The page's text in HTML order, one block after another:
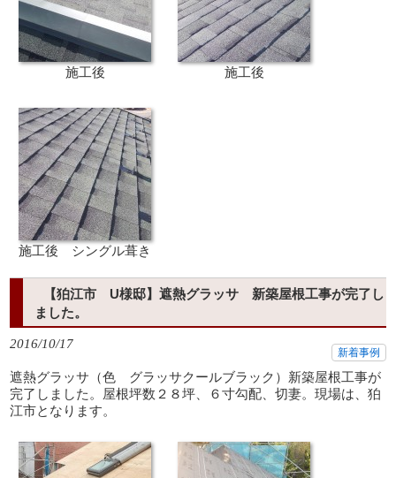
施工後 施工後
施工後 シングル葺き
【狛江市 U様邸】遮熱グラッサ 新築屋根工事が完了し
ました。
2016/10/17
新着事例
遮熱グラッサ（色 グラッサクールブラック）新築屋根工事が
完了しました。屋根坪数２８坪、６寸勾配、切妻。現場は、狛
江市となります。